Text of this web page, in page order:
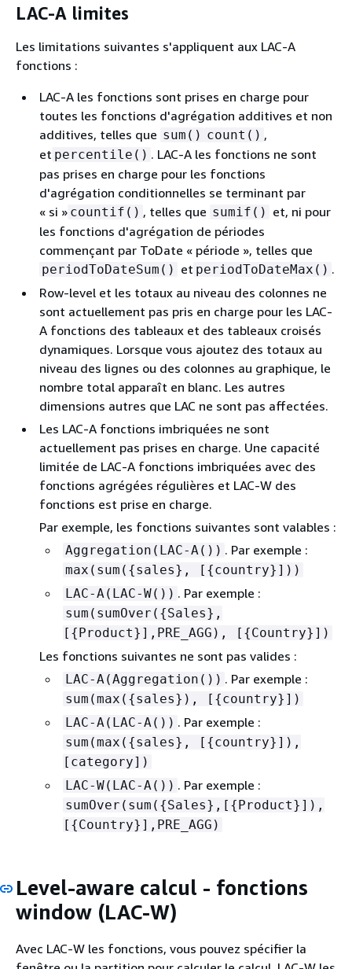
LAC-A limites
Les limitations suivantes s'appliquent aux LAC-A
fonctions :
LAC-A les fonctions sont prises en charge pour
toutes les fonctions d'agrégation additives et non
additives, telles que sum() count() ,
et percentile() . LAC-A les fonctions ne sont
pas prises en charge pour les fonctions
d'agrégation conditionnelles se terminant par
« si » countif() , telles que sumif() et, ni pour
les fonctions d'agrégation de périodes
commençant par ToDate « période », telles que
periodToDateSum() et periodToDateMax() .
Row-level et les totaux au niveau des colonnes ne
sont actuellement pas pris en charge pour les LAC-
A fonctions des tableaux et des tableaux croisés
dynamiques. Lorsque vous ajoutez des totaux au
niveau des lignes ou des colonnes au graphique, le
nombre total apparaît en blanc. Les autres
dimensions autres que LAC ne sont pas affectées.
Les LAC-A fonctions imbriquées ne sont
actuellement pas prises en charge. Une capacité
limitée de LAC-A fonctions imbriquées avec des
fonctions agrégées régulières et LAC-W des
fonctions est prise en charge.
Par exemple, les fonctions suivantes sont valables :
Aggregation(LAC-A()) . Par exemple :
max(sum( {sales}, [ {country}]))
LAC-A(LAC-W()) . Par exemple :
sum(sumOver( {Sales},
[ {Product}],PRE_AGG), [ {Country}])
Les fonctions suivantes ne sont pas valides :
LAC-A(Aggregation()) . Par exemple :
sum(max( {sales}), [ {country}])
LAC-A(LAC-A()) . Par exemple :
sum(max( {sales}, [ {country}]),
[category])
LAC-W(LAC-A()) . Par exemple :
sumOver(sum( {Sales},[ {Product}]),
[ {Country}],PRE_AGG)
Level-aware calcul - fonctions
window (LAC-W)
Avec LAC-W les fonctions, vous pouvez spécifier la